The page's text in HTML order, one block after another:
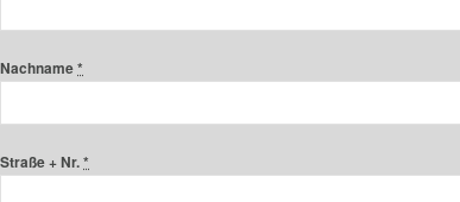
Nachname*
Straße + Nr.*